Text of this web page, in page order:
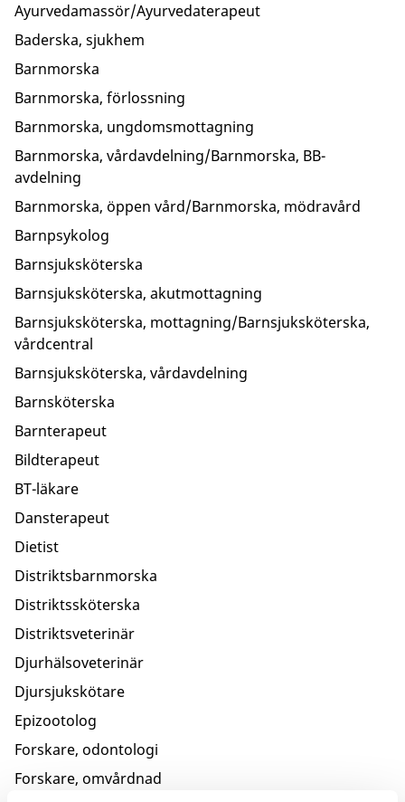
Ayurvedamassör/Ayurvedaterapeut
Baderska, sjukhem
Barnmorska
Barnmorska, förlossning
Barnmorska, ungdomsmottagning
Barnmorska, vårdavdelning/Barnmorska, BB-
avdelning
Barnmorska, öppen vård/Barnmorska, mödravård
Barnpsykolog
Barnsjuksköterska
Barnsjuksköterska, akutmottagning
Barnsjuksköterska, mottagning/Barnsjuksköterska,
vårdcentral
Barnsjuksköterska, vårdavdelning
Barnsköterska
Barnterapeut
Bildterapeut
BT-läkare
Dansterapeut
Dietist
Distriktsbarnmorska
Distriktssköterska
Distriktsveterinär
Djurhälsoveterinär
Djursjukskötare
Epizootolog
Forskare, odontologi
Forskare, omvårdnad